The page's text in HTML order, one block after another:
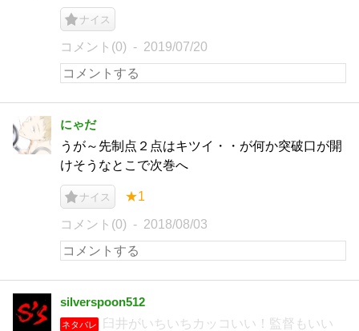
ナイス
コメント(0) 2019/07/20
にゃだ
うが～先制点２点はキツイ・・が何か突破口が開
けそうなとこで次巻へ
ナイス ★1
コメント(0) 2018/08/03
silverspoon512
ネタバレ
臼井がいちいちカッコいい！監督もいい